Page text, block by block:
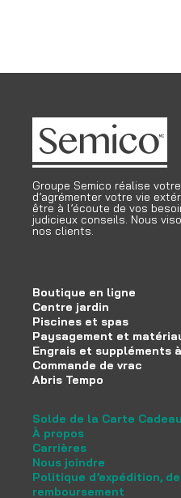
Groupe Semico réalise
d’agrémenter votre vie
être à l’écoute de vos
judicieux conseils. Nous
nos clients.
Boutique en ligne
Centre jardin
Piscines et spas
Paysagement et
Engrais et suppléments
Commande de vrac
Abris Tempo
Solde de la Carte Cadeau
À propos
Carrières
Nous joindre
Politique d’expédition,
remboursement